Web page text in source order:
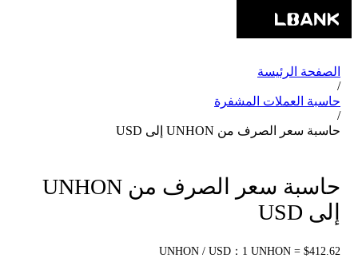
الصفحة الرئيسة
/
حاسبة العملات المشفرة
/
حاسبة سعر الصرف من UNHON إلى USD
حاسبة سعر الصرف من UNHON
إلى USD
UNHON / USD：1 UNHON = $412.62